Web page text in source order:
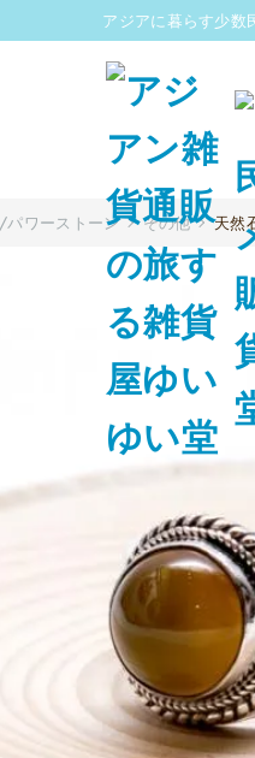
アジアに暮らす少数
パワーストーン その他 天然